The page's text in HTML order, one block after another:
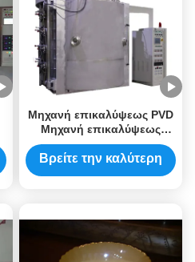
Μηχανή επικαλύψεως PVD
Μηχανή επικαλύψεως
τιτανίου China Mat Μεγάλη
ειδική μηχανή
Βρείτε την καλύτερη